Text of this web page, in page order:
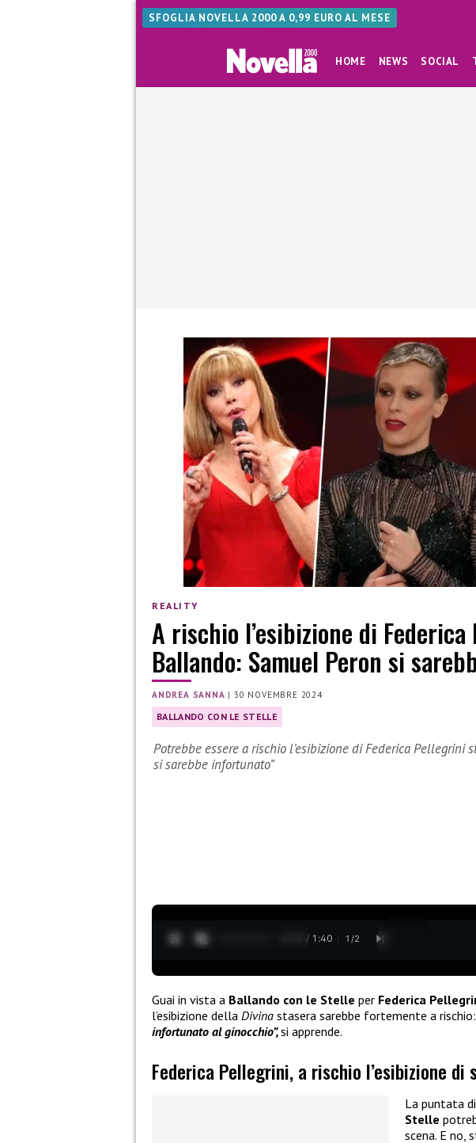
SFOGLIA NOVELLA 2000 A 0,99 EURO AL MESE
HOME NEWS SOCIAL
REALITY
A rischio l’esibizione di
Ballando: Samuel Peron si
ANDREA SANNA |30 NOVEMBRE 2024
BALLANDO CON LE STELLE
Potrebbe essere a rischio l’esibizione di Federica Pellegrini
si sarebbe infortunato”
0:13 / 1:40 1 /2
Guai in vista a Ballando con le Stelle per Federica
l’esibizione della Divina stasera sarebbe fortemente a rischio:
infortunato al ginocchio”,si apprende.
Federica Pellegrini, a rischio l’esibizione di
La puntata
Stelle
scena. E no,